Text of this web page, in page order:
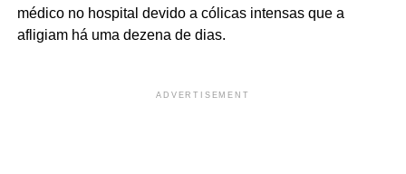
médico no hospital devido a cólicas intensas que a
afligiam há uma dezena de dias.
ADVERTISEMENT